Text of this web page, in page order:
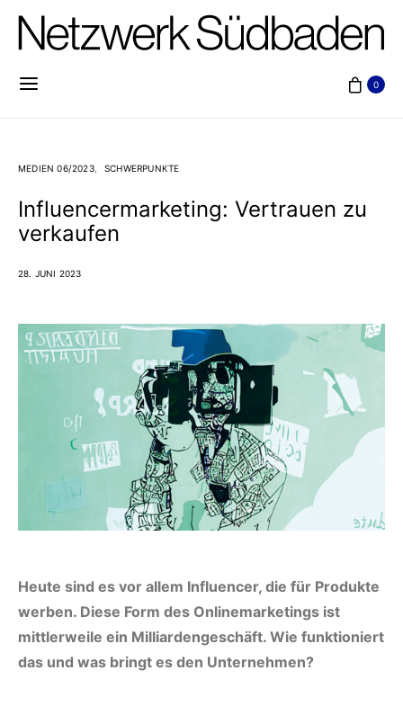
0
MEDIEN 06/2023 SCHWERPUNKTE
Influencermarketing: Vertrauen zu
verkaufen
28. JUNI 2023
Heute sind es vor allem Influencer, die für Produkte
werben. Diese Form des Onlinemarketings ist
mittlerweile ein Milliardengeschäft. Wie funktioniert
das und was bringt es den Unternehmen?